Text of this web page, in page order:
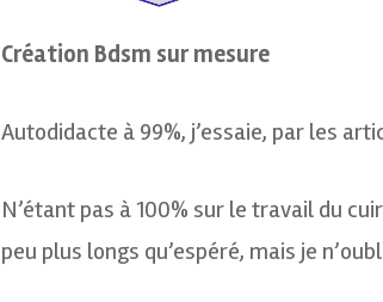
Création Bdsm sur mesure
Autodidacte à 99%, j’essaie, par les
N’étant pas à 100% sur le travail du
peu plus longs qu’espéré, mais je